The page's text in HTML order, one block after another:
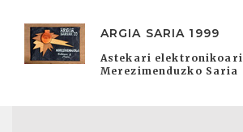
ARGIA SARIA 1999
Astekari elektronikoari
Merezimenduzko Saria